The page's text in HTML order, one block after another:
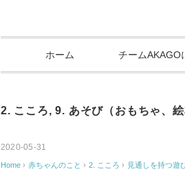
ホーム チームAKAGO
2. こころ,9. あそび（おもちゃ、絵
2020-05-31
Home › 赤ちゃんのこと › 2. こころ › 見通しを持つ遊